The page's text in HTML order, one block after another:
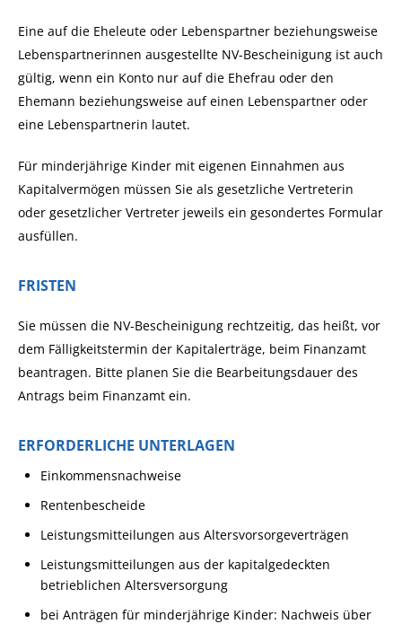
Eine auf die Eheleute oder Lebenspartner beziehungsweise
Lebenspartnerinnen ausgestellte NV-Bescheinigung ist auch
gültig, wenn ein Konto nur auf die Ehefrau oder den
Ehemann beziehungsweise auf einen Lebenspartner oder
eine Lebenspartnerin lautet.
Für minderjährige Kinder mit eigenen Einnahmen aus
Kapitalvermögen müssen Sie als gesetzliche Vertreterin
oder gesetzlicher Vertreter jeweils ein gesondertes Formular
ausfüllen.
FRISTEN
Sie müssen die NV-Bescheinigung rechtzeitig, das heißt, vor
dem Fälligkeitstermin der Kapitalerträge, beim Finanzamt
beantragen. Bitte planen Sie die Bearbeitungsdauer des
Antrags beim Finanzamt ein.
ERFORDERLICHE UNTERLAGEN
Einkommensnachweise
Rentenbescheide
Leistungsmitteilungen aus Altersvorsorgeverträgen
Leistungsmitteilungen aus der kapitalgedeckten
betrieblichen Altersversorgung
bei Anträgen für minderjährige Kinder: Nachweis über